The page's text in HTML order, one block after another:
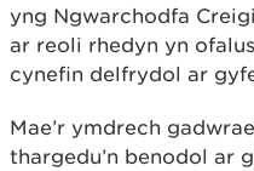
yng Ngwarchodfa
ar reoli rhedyn yn
cynefin delfrydol ar
Mae’r ymdrech
thargedu’n benodol ar